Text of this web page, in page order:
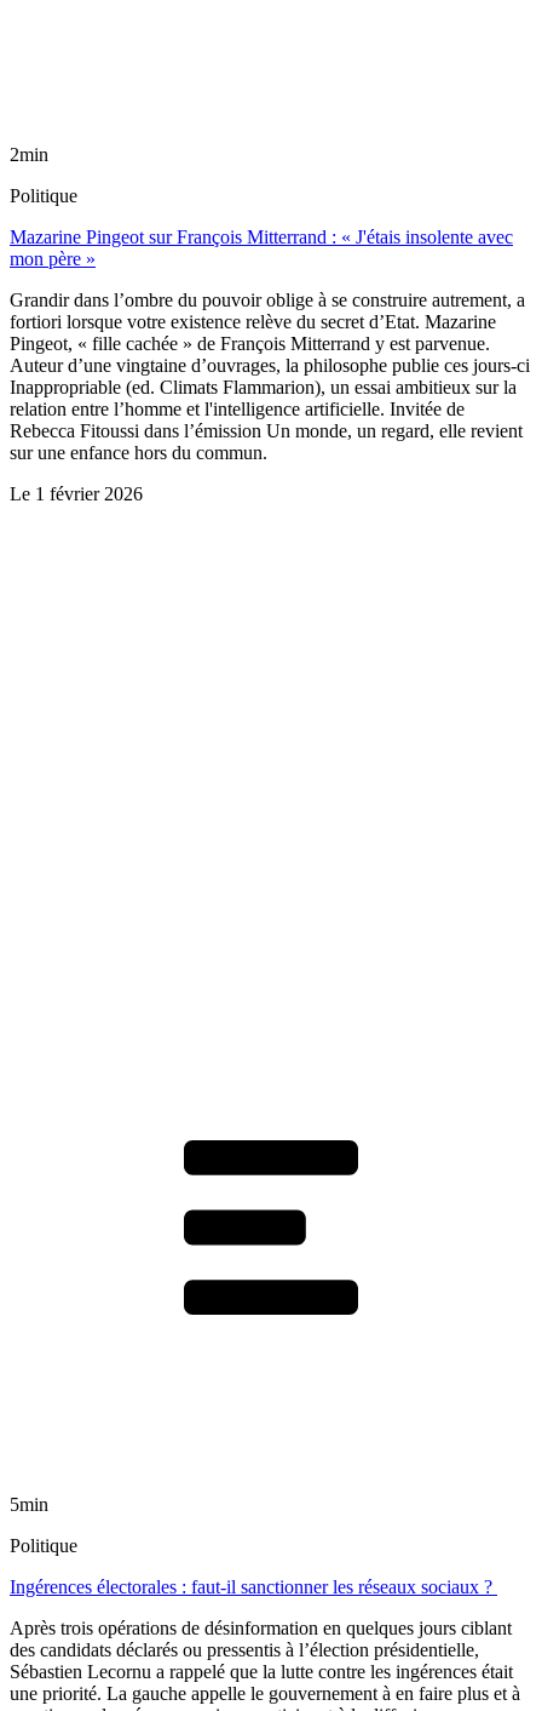
2min
Politique
Mazarine Pingeot sur François Mitterrand : « J'étais insolente avec
mon père »
Grandir dans l’ombre du pouvoir oblige à se construire autrement, a
fortiori lorsque votre existence relève du secret d’Etat. Mazarine
Pingeot, « fille cachée » de François Mitterrand y est parvenue.
Auteur d’une vingtaine d’ouvrages, la philosophe publie ces jours-ci
Inappropriable (ed. Climats Flammarion), un essai ambitieux sur la
relation entre l’homme et l'intelligence artificielle. Invitée de
Rebecca Fitoussi dans l’émission Un monde, un regard, elle revient
sur une enfance hors du commun.
Le 1 février 2026
5min
Politique
Ingérences électorales : faut-il sanctionner les réseaux sociaux ?
Après trois opérations de désinformation en quelques jours ciblant
des candidats déclarés ou pressentis à l’élection présidentielle,
Sébastien Lecornu a rappelé que la lutte contre les ingérences était
une priorité. La gauche appelle le gouvernement à en faire plus et à